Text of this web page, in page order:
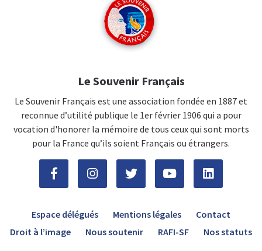
Le Souvenir Français
Le Souvenir Français est une association fondée en 1887 et
reconnue d’utilité publique le 1er février 1906 qui a pour
vocation d'honorer la mémoire de tous ceux qui sont morts
pour la France qu’ils soient Français ou étrangers.
Espace délégués Mentions légales
Contact
Droit à l’image
Nous soutenir RAFI-SF Nos statuts